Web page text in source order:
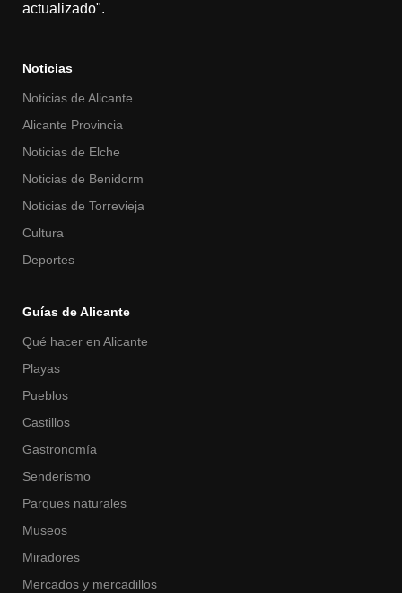
actualizado".
Noticias
Noticias de Alicante
Alicante Provincia
Noticias de Elche
Noticias de Benidorm
Noticias de Torrevieja
Cultura
Deportes
Guías de Alicante
Qué hacer en Alicante
Playas
Pueblos
Castillos
Gastronomía
Senderismo
Parques naturales
Museos
Miradores
Mercados y mercadillos